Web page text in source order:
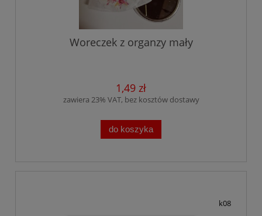
Woreczek z organzy mały
1,49 zł
zawiera 23% VAT, bez kosztów dostawy
do koszyka
k08